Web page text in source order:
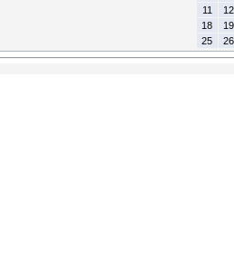
11
12
18
19
25
26